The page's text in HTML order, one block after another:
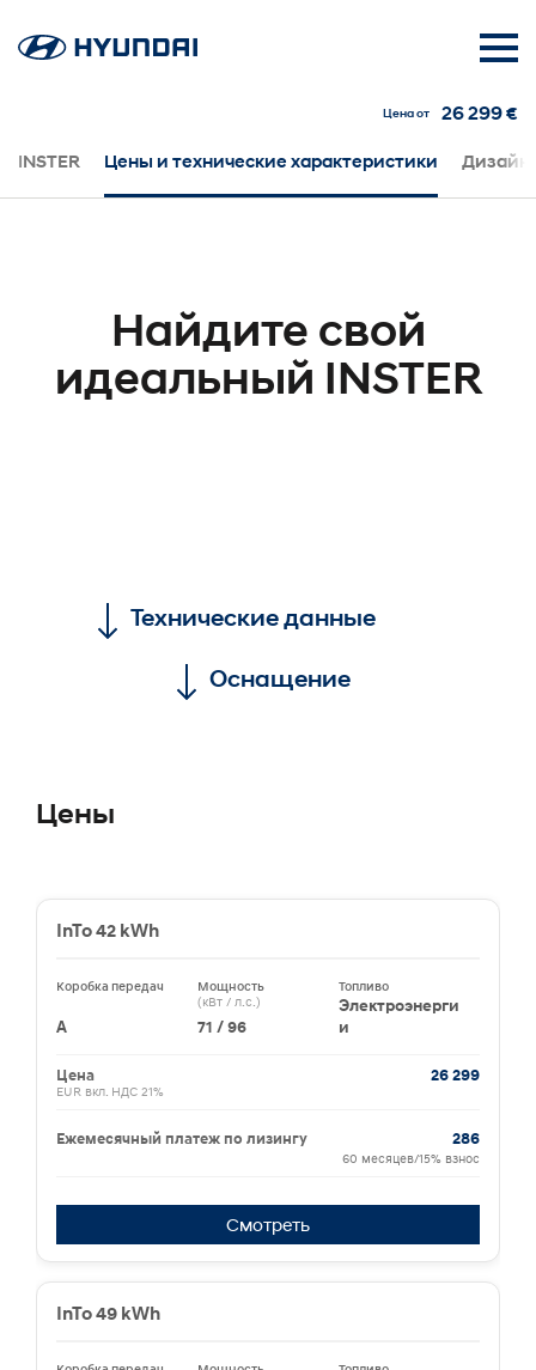
INSTER Цены и технические характеристики Дизайн
Цена от 26 299 €
Найдите свой
идеальный INSTER
Технические данные
Оснащение
Цены